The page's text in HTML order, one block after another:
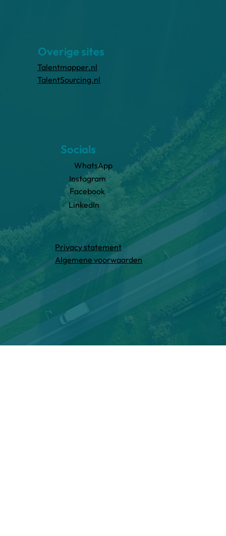
Overige sites
Talentmapper.nl
TalentSourcing.nl
Socials
WhatsApp
Instagram
Facebook
LinkedIn
Privacy statement
Algemene voorwaarden